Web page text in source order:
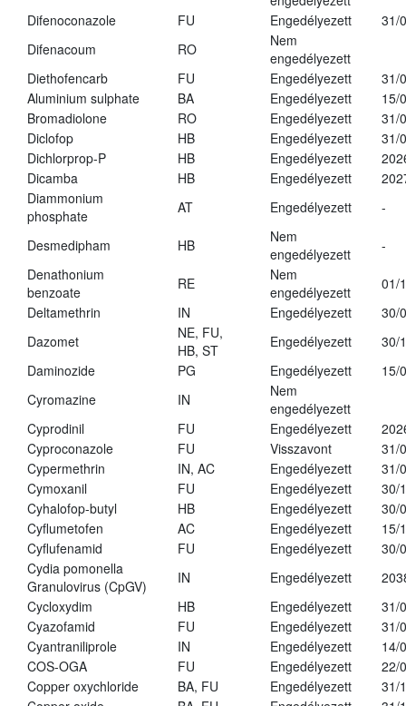
Difenoconazole
FU Engedélyezett
31/
Difenacoum
RO
Nem
engedélyezett
Diethofencarb
FU Engedélyezett
31/
Aluminium sulphate
BA Engedélyezett
15/
Bromadiolone
RO Engedélyezett
31/
Diclofop
HB Engedélyezett
31/
Dichlorprop-P
HB Engedélyezett
Dicamba
HB Engedélyezett
Diammonium
phosphate
AT Engedélyezett -
Desmedipham HB
Nem
engedélyezett
-
Denathonium
benzoate
RE
Nem
engedélyezett
01/
Deltamethrin
IN Engedélyezett
30/
Dazomet
NE, FU,
HB, ST
Engedélyezett
30/
Daminozide
PG Engedélyezett
15/
Cyromazine
IN
Nem
engedélyezett
Cyprodinil
FU Engedélyezett
Cyproconazole
FU Visszavont
31/
Cypermethrin
IN, AC Engedélyezett
31/
Cymoxanil
FU Engedélyezett
30/
Cyhalofop-butyl
HB Engedélyezett
30/
Cyflumetofen
AC Engedélyezett
15/
Cyflufenamid
FU Engedélyezett
30/
Cydia pomonella
Granulovirus (CpGV)
IN Engedélyezett
Cycloxydim
HB Engedélyezett
31/
Cyazofamid
FU Engedélyezett
31/
Cyantraniliprole
IN Engedélyezett
14/
COS-OGA
FU Engedélyezett
22/
Copper oxychloride
BA, FU Engedélyezett
31/